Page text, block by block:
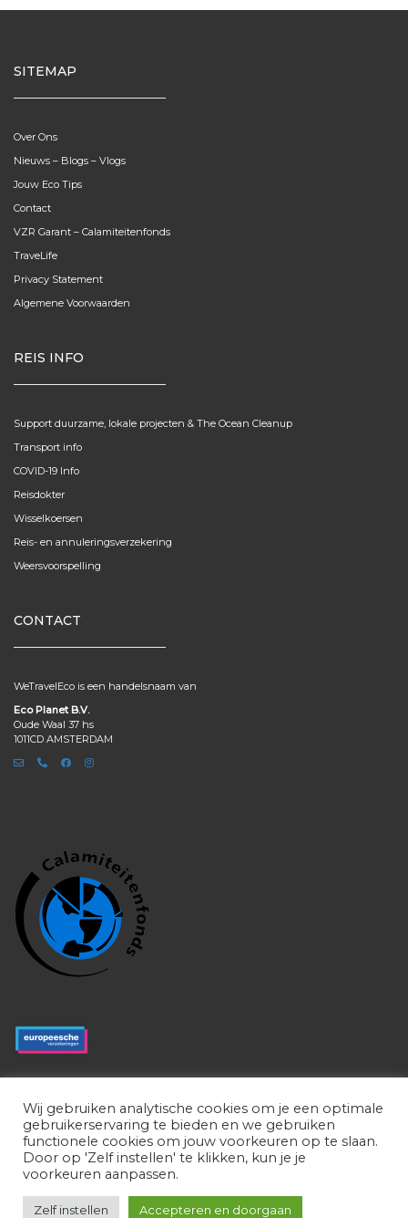
SITEMAP
Over Ons
Nieuws – Blogs – Vlogs
Jouw Eco Tips
Contact
VZR Garant – Calamiteitenfonds
TraveLife
Privacy Statement
Algemene Voorwaarden
REIS INFO
Support duurzame, lokale projecten & The Ocean Cleanup
Transport info
COVID-19 Info
Reisdokter
Wisselkoersen
Reis- en annuleringsverzekering
Weersvoorspelling
CONTACT
WeTravelEco is een handelsnaam van
Eco Planet B.V.
Oude Waal 37 hs
1011CD AMSTERDAM
Wij gebruiken analytische cookies om je een optimale
gebruikerservaring te bieden en we gebruiken
functionele cookies om jouw voorkeuren op te slaan.
Door op 'Zelf instellen' te klikken, kun je je
voorkeuren aanpassen.
Zelf instellen Accepteren en doorgaan